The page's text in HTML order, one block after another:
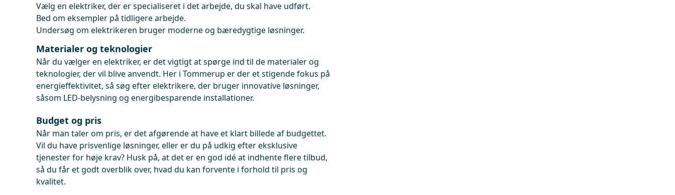
Vælg en elektriker, der er specialiseret i det arbejde, du skal have udført.
Bed om eksempler på tidligere arbejde.
Undersøg om elektrikeren bruger moderne og bæredygtige løsninger.
Materialer og teknologier
Når du vælger en elektriker, er det vigtigt at spørge ind til de materialer og
teknologier, der vil blive anvendt. Her i Tommerup er der et stigende fokus på
energieffektivitet, så søg efter elektrikere, der bruger innovative løsninger,
såsom LED-belysning og energibesparende installationer.
Budget og pris
Når man taler om pris, er det afgørende at have et klart billede af budgettet.
Vil du have prisvenlige løsninger, eller er du på udkig efter eksklusive
tjenester for høje krav? Husk på, at det er en god idé at indhente flere tilbud,
så du får et godt overblik over, hvad du kan forvente i forhold til pris og
kvalitet.